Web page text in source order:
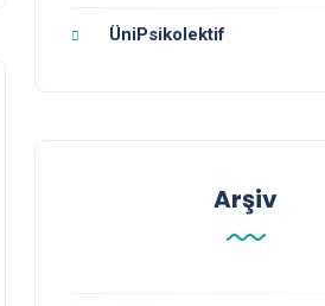
ÜniPsikolektif
Arşiv